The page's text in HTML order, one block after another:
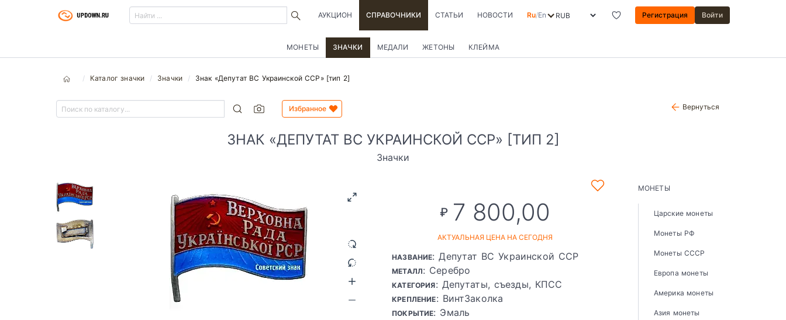
АУКЦИОН СПРАВОЧНИКИ СТАТЬИ НОВОСТИ Ru/En Регистрация Войти
МОНЕТЫ ЗНАЧКИ МЕДАЛИ ЖЕТОНЫ КЛЕЙМА
Каталог значки Значки Знак «Депутат ВС Украинской ССР» [тип 2]
Избранное Вернуться
ЗНАК «ДЕПУТАТ ВС УКРАИНСКОЙ ССР» [ТИП 2]
Значки
₽ 7 800,00
АКТУАЛЬНАЯ ЦЕНА НА СЕГОДНЯ
НАЗВАНИЕ: Депутат ВС Украинской ССР
МЕТАЛЛ: Серебро
КАТЕГОРИЯ: Депутаты, съезды, КПСС
КРЕПЛЕНИЕ: ВинтЗаколка
ПОКРЫТИЕ: Эмаль
МОНЕТЫ
Царские монеты
Монеты РФ
Монеты СССР
Европа монеты
Америка монеты
Азия монеты